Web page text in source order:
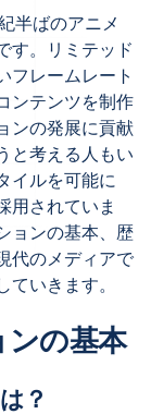
半ばのアニメ
す。リミテッド
フレームレート
ンテンツを制作
ンの発展に貢献
と考える人もい
イルを可能に
用されていま
ョンの基本、歴
代のメディアで
いきます。
ンの基本
？